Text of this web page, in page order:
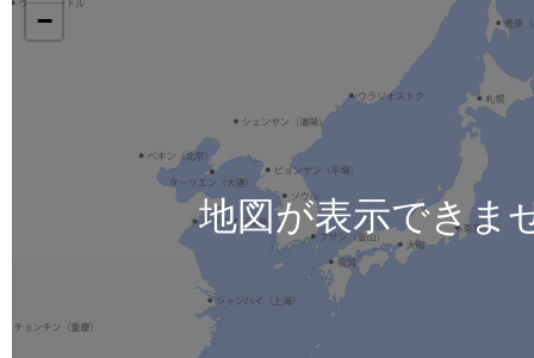
−
地図が表示できま